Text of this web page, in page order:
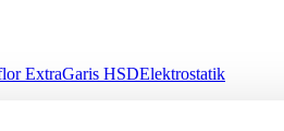
ExtraGaris HSDElektrostatik